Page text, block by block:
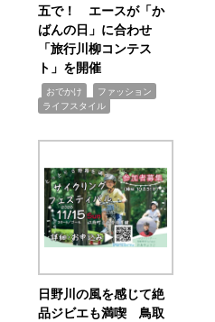
五で！ エースが「か
ばんの日」に合わせ
「旅行川柳コンテス
ト」を開催
おでかけ ファッション
ライフスタイル
日野川の風を感じて絶
品ジビエも満喫 鳥取